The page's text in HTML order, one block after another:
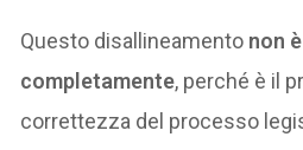
Questo disallineamento non
completamente, perché è il
correttezza del processo